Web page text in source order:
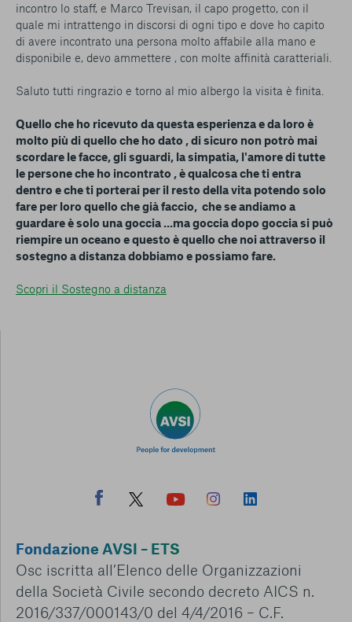
incontro lo staff, e Marco Trevisan, il capo progetto, con il
quale mi intrattengo in discorsi di ogni tipo e dove ho capito
di avere incontrato una persona molto affabile alla mano e
disponibile e, devo ammettere , con molte affinità caratteriali.
Saluto tutti ringrazio e torno al mio albergo la visita è finita.
Quello che ho ricevuto da questa esperienza e da loro è
molto più di quello che ho dato , di sicuro non potrò mai
scordare le facce, gli sguardi, la simpatia, l'amore di tutte
le persone che ho incontrato , è qualcosa che ti entra
dentro e che ti porterai per il resto della vita potendo solo
fare per loro quello che già faccio, che se andiamo a
guardare è solo una goccia ...ma goccia dopo goccia si può
riempire un oceano e questo è quello che noi attraverso il
sostegno a distanza dobbiamo e possiamo fare.
Scopri il Sostegno a distanza
Fondazione AVSI – ETS
Osc iscritta all’Elenco delle Organizzazioni
della Società Civile secondo decreto AICS n.
2016/337/000143/0 del 4/4/2016 – C.F.